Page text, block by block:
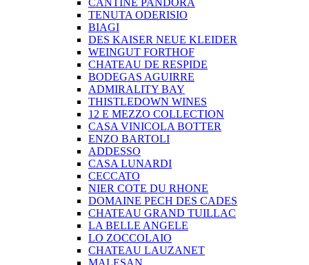
CANTINE PANDORA
TENUTA ODERISIO
BIAGI
DES KAISER NEUE KLEIDER
WEINGUT FORTHOF
CHATEAU DE RESPIDE
BODEGAS AGUIRRE
ADMIRALITY BAY
THISTLEDOWN WINES
12 E MEZZO COLLECTION
CASA VINICOLA BOTTER
ENZO BARTOLI
ADDESSO
CASA LUNARDI
CECCATO
NIER COTE DU RHONE
DOMAINE PECH DES CADES
CHATEAU GRAND TUILLAC
LA BELLE ANGELE
LO ZOCCOLAIO
CHATEAU LAUZANET
MALESAN